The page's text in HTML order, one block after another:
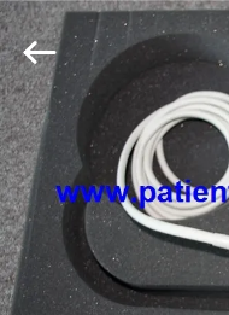
À
LA
MAISON
PRODUITS
Guangzhou
YIGU
Medical
Equipment
Service
Co.,Ltd.
All
Rights
Reserved.